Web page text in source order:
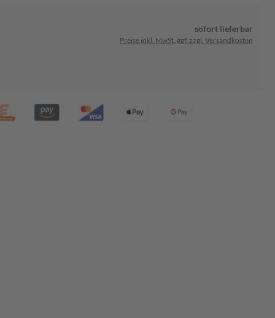
sofort lieferbar
Preise inkl. MwSt. ggf. zzgl. Versandkosten